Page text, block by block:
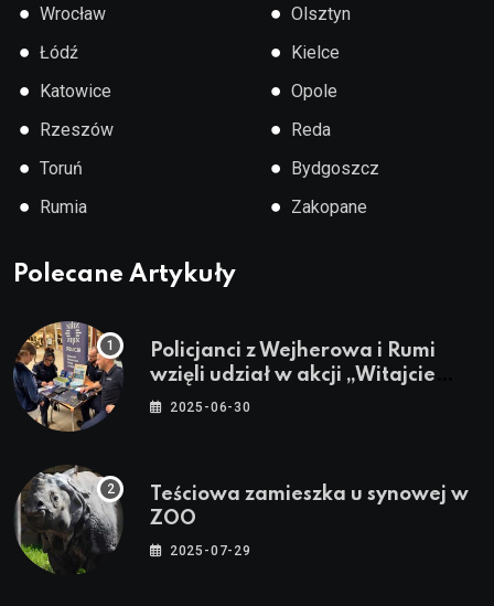
● Wrocław
● Łódź
● Katowice
● Rzeszów
● Toruń
● Rumia
● Olsztyn
● Kielce
● Opole
● Reda
● Bydgoszcz
● Zakopane
Polecane Artykuły
Policjanci z Wejherowa i Rumi
wzięli udział w akcji „Witajcie
Wakacje”
2025-06-30
Teściowa zamieszka u synowej w
ZOO
2025-07-29